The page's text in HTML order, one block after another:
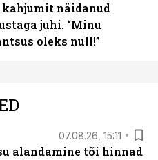
näidanud
juhi. “Minu
oleks null!”
07.08.26, 15:11
alandamine tõi hinnad